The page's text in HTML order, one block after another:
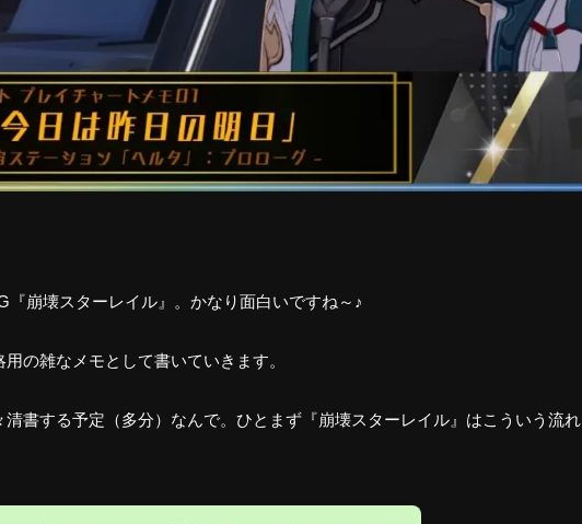
崩壊スターレイル』。かなり面白いですね～♪
の雑なメモとして書いていきます。
書する予定（多分）なんで。ひとまず『崩壊スターレイル』はこういう流れ